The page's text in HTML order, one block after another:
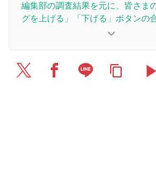
編集部の調査結果を元に、皆さま
グを上げる」「下げる」ボタンの
2026/7/30：1本のレビューを追加・更
keyboard_arrow_down
content_copy play_arrow